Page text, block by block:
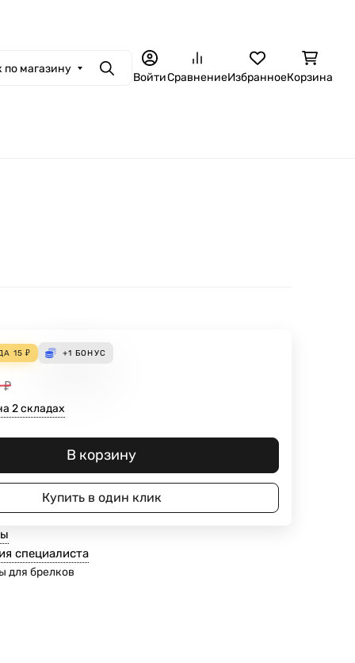
по магазину ПоискВойтиСравнениеИзбранноеКорзина
15 ₽ +1 БОНУС
₽
2 складах
В корзину
Купить в один клик
специалиста
для брелков